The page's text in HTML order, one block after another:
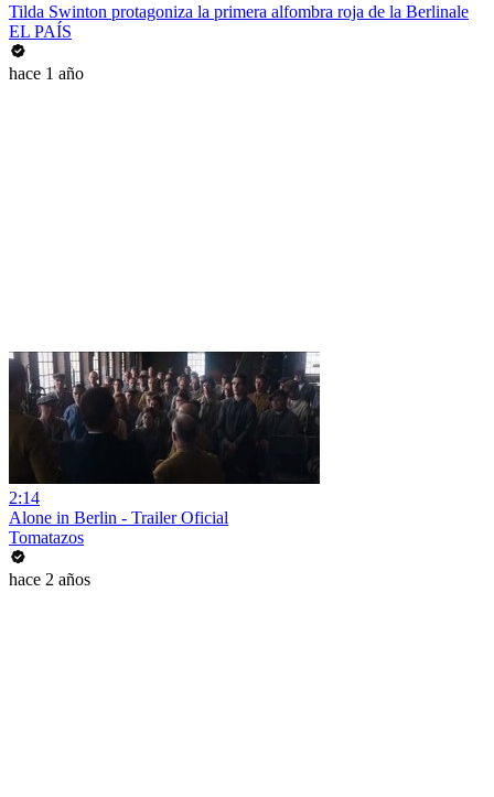
Tilda Swinton protagoniza la primera alfombra roja de la Berlinale
EL PAÍS
hace 1 año
2:14
Alone in Berlin - Trailer Oficial
Tomatazos
hace 2 años